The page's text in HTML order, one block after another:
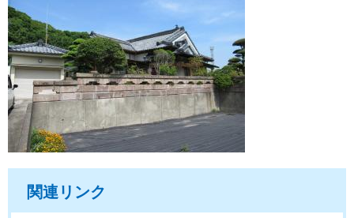
関連リンク